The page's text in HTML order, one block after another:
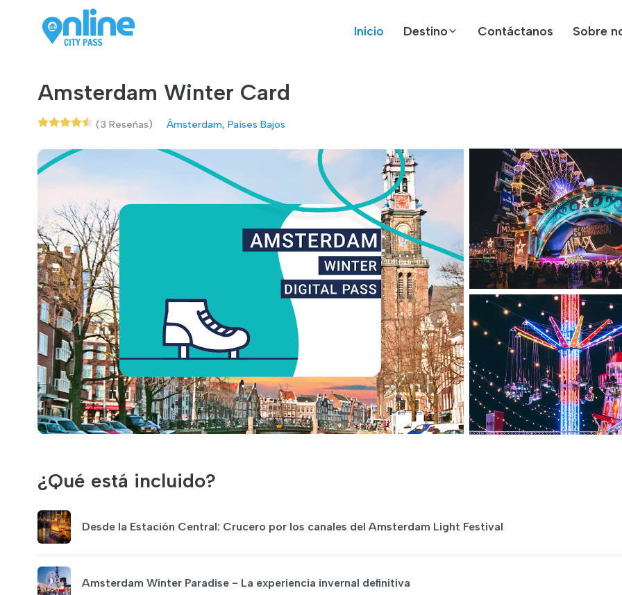
Inicio Destino Contáctanos Sobre
Amsterdam Winter Card
(3 Reseñas) Ámsterdam, Países Bajos
¿Qué está incluido?
Desde la Estación Central: Crucero por los canales del Amsterdam Light Festival
Amsterdam Winter Paradise - La experiencia invernal definitiva